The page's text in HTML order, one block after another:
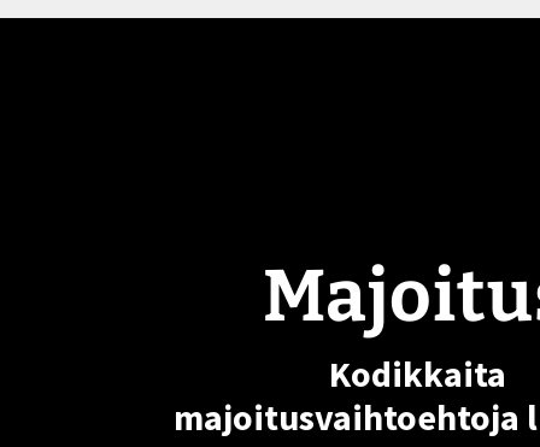
Kodikkaita
majoitusvaihtoehtoja